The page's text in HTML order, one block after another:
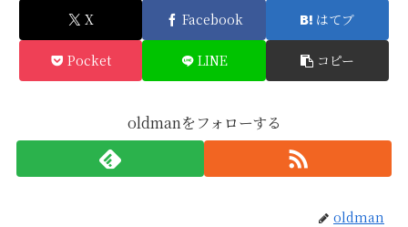
X Facebook はてブ
Pocket LINE コピー
oldmanをフォローする
oldman